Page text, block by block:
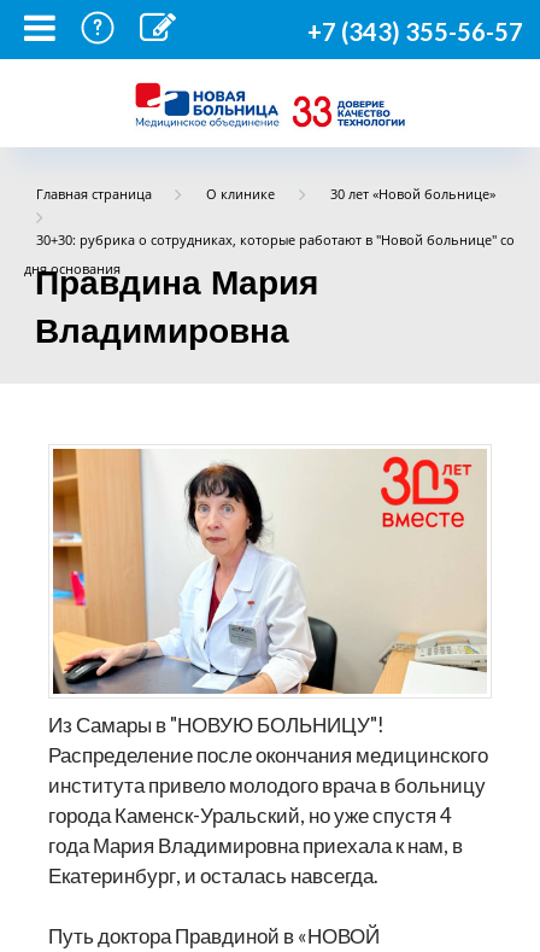
+7 (343) 355-56-57
Главная страница О клинике 30 лет «Новой больнице»
30+30: рубрика о сотрудниках, которые работают в "Новой больнице" со
дня основания
Правдина Мария
Владимировна
Из Самары в "НОВУЮ БОЛЬНИЦУ"!
Распределение после окончания медицинского
института привело молодого врача в больницу
города Каменск-Уральский, но уже спустя 4
года Мария Владимировна приехала к нам, в
Екатеринбург, и осталась навсегда.
Путь доктора Правдиной в «НОВОЙ